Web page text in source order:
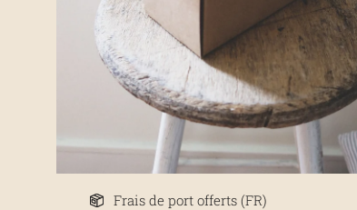
Frais de port offerts (FR)